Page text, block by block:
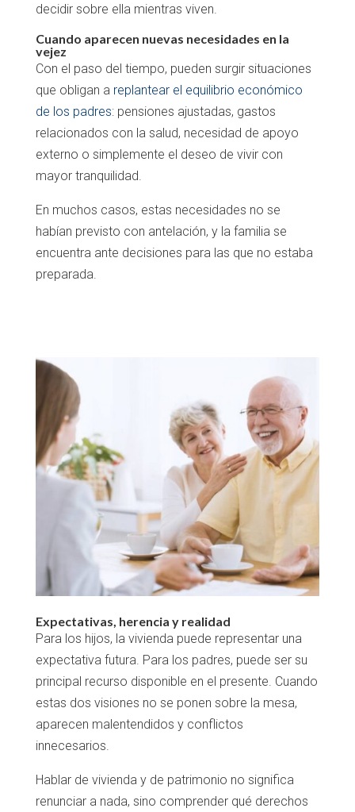
decidir sobre ella mientras viven.
Cuando aparecen nuevas necesidades en la
vejez
Con el paso del tiempo, pueden surgir situaciones
que obligan a replantear el equilibrio económico
de los padres: pensiones ajustadas, gastos
relacionados con la salud, necesidad de apoyo
externo o simplemente el deseo de vivir con
mayor tranquilidad.
En muchos casos, estas necesidades no se
habían previsto con antelación, y la familia se
encuentra ante decisiones para las que no estaba
preparada.
Expectativas, herencia y realidad
Para los hijos, la vivienda puede representar una
expectativa futura. Para los padres, puede ser su
principal recurso disponible en el presente. Cuando
estas dos visiones no se ponen sobre la mesa,
aparecen malentendidos y conflictos
innecesarios.
Hablar de vivienda y de patrimonio no significa
renunciar a nada, sino comprender qué derechos